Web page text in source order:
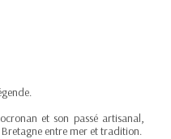
et son passé artisanal,
entre mer et tradition.